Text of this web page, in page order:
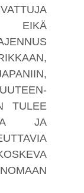
EIKÄ
TULEE
JA